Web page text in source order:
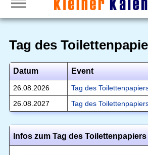
Tag des
Datum Event
26.08.2026
Tag des
26.08.2027
Tag des
Infos zum Tag des Toilettenpapiers